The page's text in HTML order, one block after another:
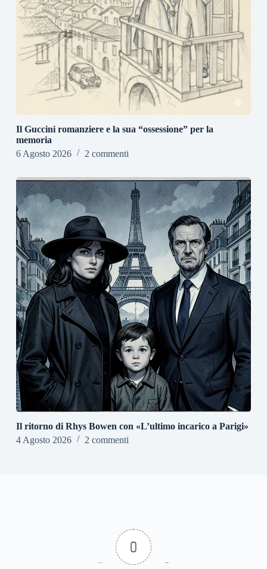
Il Guccini romanziere e la sua “ossessione” per la
memoria
6 Agosto 2026
2 commenti
Il ritorno di Rhys Bowen con «L’ultimo incarico a Parigi»
4 Agosto 2026
2 commenti
0